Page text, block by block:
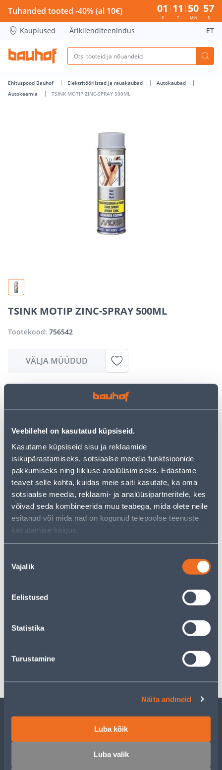
Veebilehel on kasutatud küpsiseid.
Kasutame küpsiseid sisu ja reklaamide
isikupärastamiseks, sotsiaalse meedia funktsioonide
pakkumiseks ning liikluse analüüsimiseks. Edastame
teavet selle kohta, kuidas meie saiti kasutate, ka oma
sotsiaalse meedia, reklaami- ja analüüsipartneritele, kes
võivad seda kombineerida muu teabega, mida olete neile
esitanud või mida nad on kogunud teiepoolse teenuste
kasutamise käigus.
valik
Vajalik
Eelistused
Statistika
Turustamine
Näita andmeid
Luba kõik
Luba valik
TSINK MOTIP ZINC-SPRAY 500ML - Bauhof has loaded
Tuhanded tooted -40% (al 10€) 01
P
11
T
50
MIN
57
S
Kauplused Äriklienditeenindus ET
Ehituspood Bauhof Elektritööriistad ja rauakaubad
Autokaubad
Autokeemia
TSINK MOTIP ZINC-SPRAY 500ML
TSINK MOTIP ZINC-SPRAY 500ML
Tootekood: 756542
VÄLJA MÜÜDUD
Vabandame, kuid teavitame teid, et soovitud toode on
tootekategooriast
, mis võivad teile sama palju rõõmu
pakkuda!
Teie ostlemisrõõm ei pea aga siin lõppema - oma
uurimistööd saate jätkata, naastesavalehelevõi
kasutades meie võimsat otsingufunktsiooni, et leida
veelgi meelepärasemad valikuid. Head ostlemist!
• 14-päevane tagastusõigus.
• HANKIJA LAOST TELLITAV TOODE
Transport